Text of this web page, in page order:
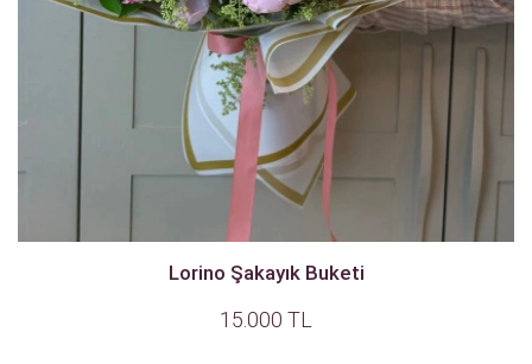
Lorino Şakayık Buketi
15.000 TL